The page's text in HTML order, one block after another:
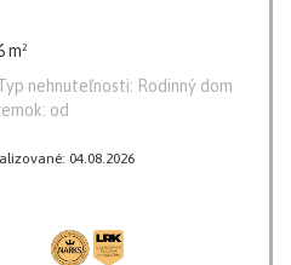
m²
nehnuteľnosti: Rodinný dom
od
04.08.2026